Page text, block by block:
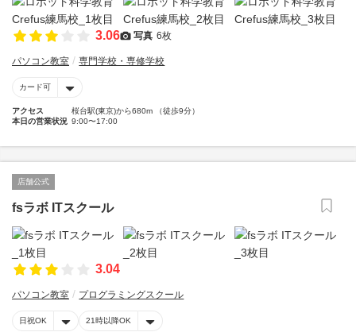
3.06 写真 6枚
パソコン教室 専門学校・専修学校
カード可
アクセス
桜台駅(東京)から680m （徒歩9分）
本日の営業状況 9:00〜17:00
店舗公式
fsラボ ITスクール
3.04
パソコン教室 プログラミングスクール
日祝OK 21時以降OK